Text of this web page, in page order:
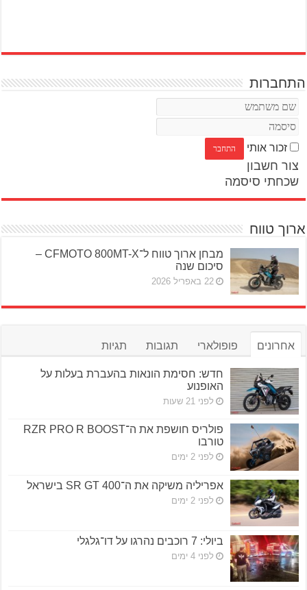
התחברות
זכור אותי
צור חשבון
שכחתי סיסמה
ארוך טווח
מבחן ארוך טווח ל־CFMOTO 800MT-X –
סיכום שנה
22 באפריל 2026
אחרונים פופולארי תגובות תגיות
חדש: חסימת הונאות בהעברת בעלות על
האופנוע
לפני 21 שעות
פולריס חושפת את ה־RZR PRO R BOOST
טורבו
לפני 2 ימים
אפריליה משיקה את ה־SR GT 400 בישראל
לפני 2 ימים
ביולי: 7 רוכבים נהרגו על דו־גלגלי
לפני 4 ימים